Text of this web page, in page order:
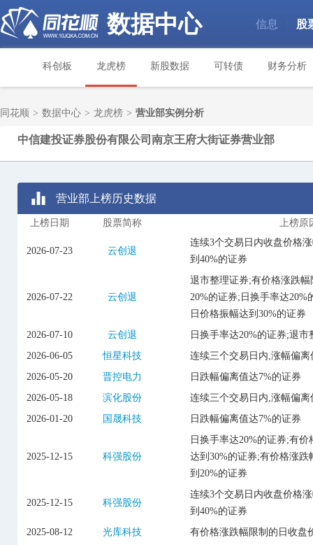
数据中心 信息 股
科创板 龙虎榜 新股数据 可转债 财务分析
同花顺 > 数据中心 > 龙虎榜 > 营业部实例分析
中信建投证券股份有限公司南京王府大街证券营业部
营业部上榜历史数据
上榜日期 股票简称 上榜原
2026-07-23 云创退
连续3个交易日内收盘价格
到40%的证券
2026-07-22 云创退
退市整理证券;有价格涨跌
20%的证券;日换手率达
日价格振幅达到30%的证券
2026-07-10
云创退
日换手率达20%的证券;退市
2026-06-05
恒星科技
连续三个交易日内,涨幅偏离
2026-05-20
晋控电力
日跌幅偏离值达7%的证券
2026-05-18
滨化股份
连续三个交易日内,涨幅偏离
2026-01-20
国晟科技 日跌幅偏离值达7%的证券
2025-12-15 科强股份
日换手率达20%的证券;有
达到30%的证券;有价格涨
到20%的证券
2025-12-15 科强股份
连续3个交易日内收盘价格
到40%的证券
2025-08-12
光库科技 有价格涨跌幅限制的日收盘